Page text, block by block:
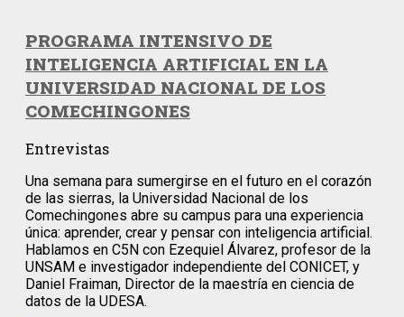
PROGRAMA INTENSIVO DE
INTELIGENCIA ARTIFICIAL EN LA
UNIVERSIDAD NACIONAL DE LOS
COMECHINGONES
Entrevistas
Una semana para sumergirse en el futuro en el corazón
de las sierras, la Universidad Nacional de los
Comechingones abre su campus para una experiencia
única: aprender, crear y pensar con inteligencia artificial.
Hablamos en C5N con Ezequiel Álvarez, profesor de la
UNSAM e investigador independiente del CONICET, y
Daniel Fraiman, Director de la maestría en ciencia de
datos de la UDESA.